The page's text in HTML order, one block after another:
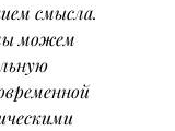
смысла.
можем